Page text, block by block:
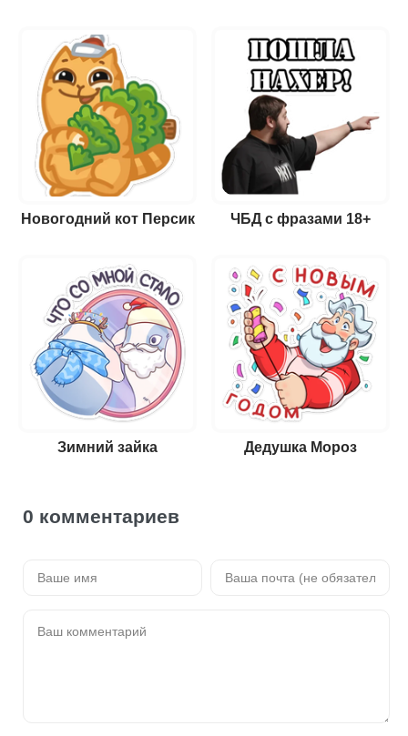
Новогодний кот Персик ЧБД с фразами 18+
Зимний зайка Дедушка Мороз
0 комментариев